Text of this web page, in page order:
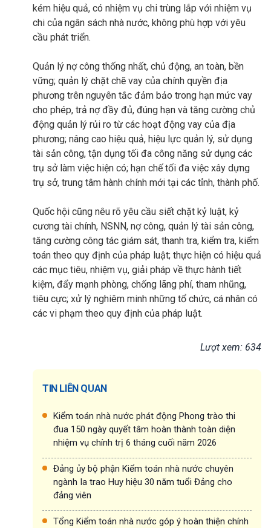
kém hiệu quả, có nhiệm vụ chi trùng lắp với nhiệm vụ
chi của ngân sách nhà nước, không phù hợp với yêu
cầu phát triển.
Quản lý nợ công thống nhất, chủ động, an toàn, bền
vững; quản lý chặt chẽ vay của chính quyền địa
phương trên nguyên tắc đảm bảo trong hạn mức vay
cho phép, trả nợ đầy đủ, đúng hạn và tăng cường chủ
động quản lý rủi ro từ các hoạt động vay của địa
phương; nâng cao hiệu quả, hiệu lực quản lý, sử dụng
tài sản công, tận dụng tối đa công năng sử dụng các
trụ sở làm việc hiện có; hạn chế tối đa việc xây dựng
trụ sở, trung tâm hành chính mới tại các tỉnh, thành phố.
Quốc hội cũng nêu rõ yêu cầu siết chặt kỷ luật, kỷ
cương tài chính, NSNN, nợ công, quản lý tài sản công,
tăng cường công tác giám sát, thanh tra, kiểm tra, kiểm
toán theo quy định của pháp luật; thực hiện có hiệu quả
các mục tiêu, nhiệm vụ, giải pháp về thực hành tiết
kiệm, đẩy mạnh phòng, chống lãng phí, tham nhũng,
tiêu cực; xử lý nghiêm minh những tổ chức, cá nhân có
các vi phạm theo quy định của pháp luật.
Lượt xem: 634
TIN LIÊN QUAN
Kiểm toán nhà nước phát động Phong trào thi
đua 150 ngày quyết tâm hoàn thành toàn diện
nhiệm vụ chính trị 6 tháng cuối năm 2026
Đảng ủy bộ phận Kiểm toán nhà nước chuyên
ngành Ia trao Huy hiệu 30 năm tuổi Đảng cho
đảng viên
Tổng Kiểm toán nhà nước góp ý hoàn thiện chính